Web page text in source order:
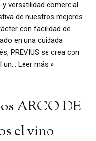
versatilidad comercial.
de nuestros mejores
con facilidad de
en una cuidada
PREVIUS se crea con
un… Leer más »
ARCO DE
el vino